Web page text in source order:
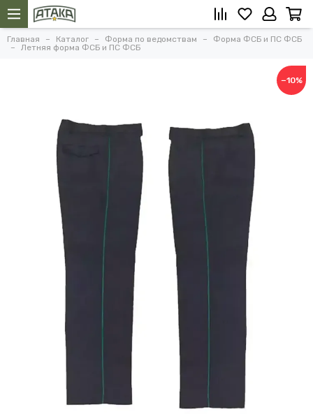
Главная Каталог Форма по ведомствам
Форма ФСБ и ПС ФСБ
Летняя форма ФСБ и ПС ФСБ
−10%